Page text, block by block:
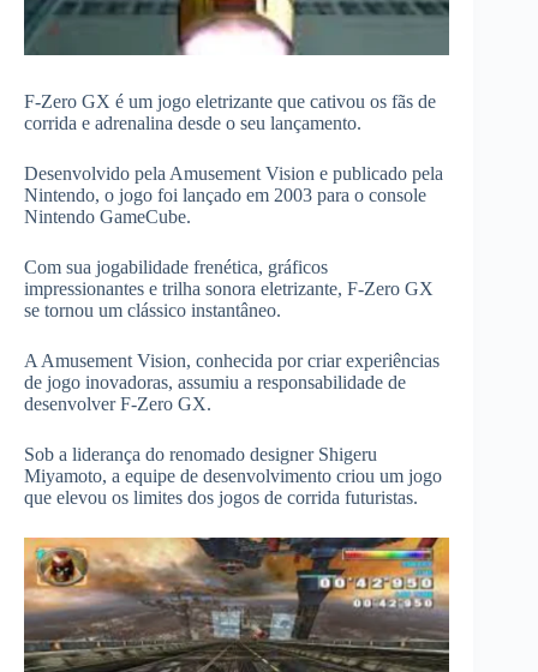
F-Zero GX é um jogo eletrizante que cativou os fãs de
corrida e adrenalina desde o seu lançamento.
Desenvolvido pela Amusement Vision e publicado pela
Nintendo, o jogo foi lançado em 2003 para o console
Nintendo GameCube.
Com sua jogabilidade frenética, gráficos
impressionantes e trilha sonora eletrizante, F-Zero GX
se tornou um clássico instantâneo.
A Amusement Vision, conhecida por criar experiências
de jogo inovadoras, assumiu a responsabilidade de
desenvolver F-Zero GX.
Sob a liderança do renomado designer Shigeru
Miyamoto, a equipe de desenvolvimento criou um jogo
que elevou os limites dos jogos de corrida futuristas.